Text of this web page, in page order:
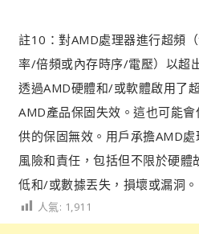
註10：對AMD處理器進行超頻
率/倍頻或內存時序/電壓）以超
透過AMD硬體和/或軟體啟用了
AMD產品保固失效。這也可能
供的保固無效。用戶承擔AMD
風險和責任，包括但不限於硬體
低和/或數據丟失，損壞或漏洞
人氣: 1,911